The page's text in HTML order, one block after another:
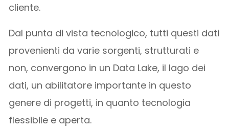
cliente.
Dal punta di vista tecnologico, tutti questi dati
provenienti da varie sorgenti, strutturati e
non, convergono in un Data Lake, il lago dei
dati, un abilitatore importante in questo
genere di progetti, in quanto tecnologia
flessibile e aperta.